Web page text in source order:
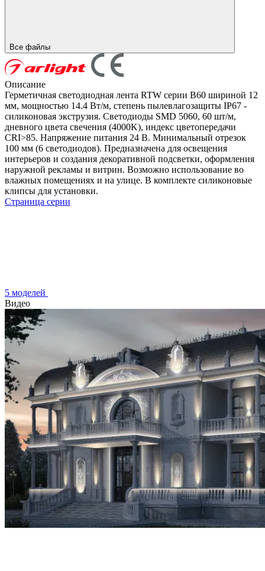
Все файлы
Описание
Герметичная светодиодная лента RTW серии B60 шириной 12
мм, мощностью 14.4 Вт/м, степень пылевлагозащиты IP67 -
силиконовая экструзия. Светодиоды SMD 5060, 60 шт/м,
дневного цвета свечения (4000K), индекс цветопередачи
CRI>85. Напряжение питания 24 В. Минимальный отрезок
100 мм (6 светодиодов). Предназначена для освещения
интерьеров и создания декоративной подсветки, оформления
наружной рекламы и витрин. Возможно использование во
влажных помещениях и на улице. В комплекте силиконовые
клипсы для установки.
Страница серии
5 моделей
Видео